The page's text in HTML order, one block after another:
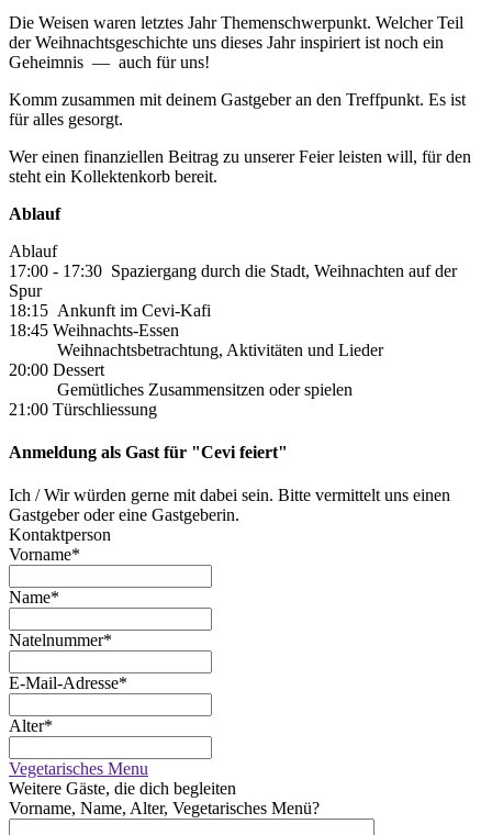
Die Weisen waren letztes Jahr Themenschwerpunkt. Welcher Teil
der Weihnachtsgeschichte uns dieses Jahr inspiriert ist noch ein
Geheimnis — auch für uns!
Komm zusammen mit deinem Gastgeber an den Treffpunkt. Es ist
für alles gesorgt.
Wer einen finanziellen Beitrag zu unserer Feier leisten will, für den
steht ein Kollektenkorb bereit.
Ablauf
Ablauf
17:00 - 17:30 Spaziergang durch die Stadt, Weihnachten auf der
Spur
18:15 Ankunft im Cevi-Kafi
18:45 Weihnachts-Essen
Weihnachtsbetrachtung, Aktivitäten und Lieder
20:00 Dessert
Gemütliches Zusammensitzen oder spielen
21:00 Türschliessung
Anmeldung als Gast für "Cevi feiert"
Ich / Wir würden gerne mit dabei sein. Bitte vermittelt uns einen
Gastgeber oder eine Gastgeberin.
Kontaktperson
Vorname*
Name*
Natelnummer*
E-Mail-Adresse*
Alter*
Vegetarisches Menu
Weitere Gäste, die dich begleiten
Vorname, Name, Alter, Vegetarisches Menü?